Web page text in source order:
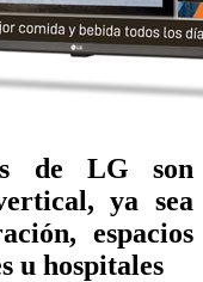
de LG son
ya sea
espacios
u hospitales